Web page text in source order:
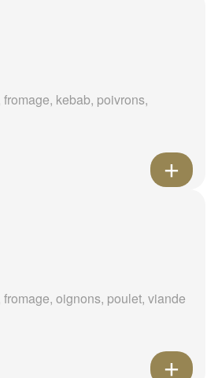
kebab, poivrons,
oignons, poulet, viande